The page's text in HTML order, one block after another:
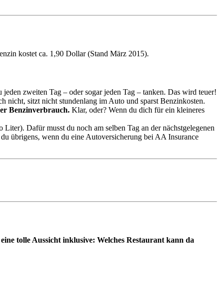
kostet ca. 1,90 Dollar (Stand März 2015).
zweiten Tag – oder sogar jeden Tag – tanken. Das wird teuer!
nicht, sitzt nicht stundenlang im Auto und sparst Benzinkosten.
Benzinverbrauch. Klar, oder? Wenn du dich für ein kleineres
Dafür musst du noch am selben Tag an der nächstgelegenen
übrigens, wenn du eine Autoversicherung bei AA Insurance
tolle Aussicht inklusive: Welches Restaurant kann da